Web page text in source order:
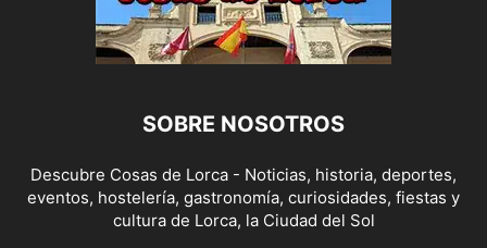
SOBRE NOSOTROS
Descubre Cosas de Lorca - Noticias, historia, deportes,
eventos, hostelería, gastronomía, curiosidades, fiestas y
cultura de Lorca, la Ciudad del Sol